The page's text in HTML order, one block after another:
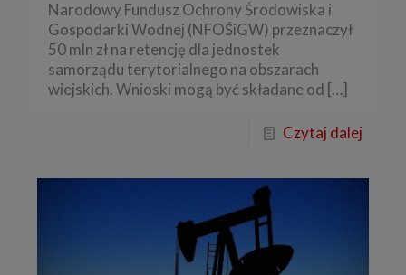
Narodowy Fundusz Ochrony Środowiska i
Gospodarki Wodnej (NFOŚiGW) przeznaczył
50 mln zł na retencję dla jednostek
samorządu terytorialnego na obszarach
wiejskich. Wnioski mogą być składane od […]
Czytaj dalej